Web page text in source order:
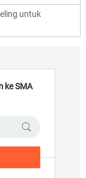
untuk
ke SMA